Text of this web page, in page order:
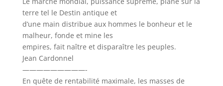
terre tel le Destin antique et
d’une main distribue aux hommes le bonheur et le
malheur, fonde et mine les
empires, fait naître et disparaître les peuples.
Jean Cardonnel
—————————-
En quête de rentabilité maximale, les masses de